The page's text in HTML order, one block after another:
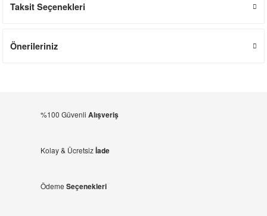
Taksit Seçenekleri
Önerileriniz
%100 Güvenli Alışveriş
Kolay & Ücretsizİade
Ödeme Seçenekleri